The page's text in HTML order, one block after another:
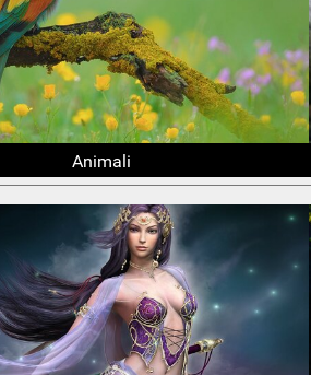
Animali